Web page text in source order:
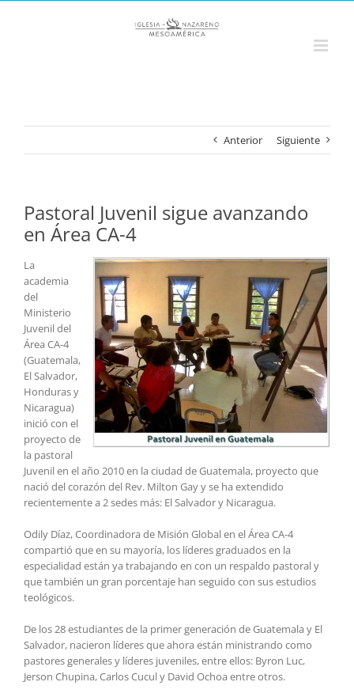
Anterior Siguiente
Pastoral Juvenil sigue avanzando
en Área CA-4
La
academia
del
Ministerio
Juvenil del
Área CA-4
(Guatemala,
El Salvador,
Honduras y
Nicaragua)
inició con el
proyecto de
la pastoral
Juvenil en el año 2010 en la ciudad de Guatemala, proyecto que
nació del corazón del Rev. Milton Gay y se ha extendido
recientemente a 2 sedes más: El Salvador y Nicaragua.
Odily Díaz, Coordinadora de Misión Global en el Área CA-4
compartió que en su mayoría, los líderes graduados en la
especialidad están ya trabajando en con un respaldo pastoral y
que también un gran porcentaje han seguido con sus estudios
teológicos.
De los 28 estudiantes de la primer generación de Guatemala y El
Salvador, nacieron líderes que ahora están ministrando como
pastores generales y líderes juveniles, entre ellos: Byron Luc,
Jerson Chupina, Carlos Cucul y David Ochoa entre otros.